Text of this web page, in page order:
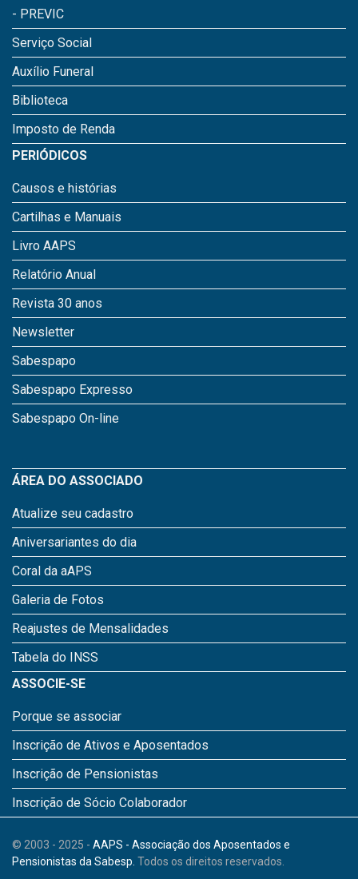
- PREVIC
Serviço Social
Auxílio Funeral
Biblioteca
Imposto de Renda
PERIÓDICOS
Causos e histórias
Cartilhas e Manuais
Livro AAPS
Relatório Anual
Revista 30 anos
Newsletter
Sabespapo
Sabespapo Expresso
Sabespapo On-line
ÁREA DO ASSOCIADO
Atualize seu cadastro
Aniversariantes do dia
Coral da aAPS
Galeria de Fotos
Reajustes de Mensalidades
Tabela do INSS
ASSOCIE-SE
Porque se associar
Inscrição de Ativos e Aposentados
Inscrição de Pensionistas
Inscrição de Sócio Colaborador
© 2003 - 2025 - AAPS - Associação dos Aposentados e
Pensionistas da Sabesp. Todos os direitos reservados.